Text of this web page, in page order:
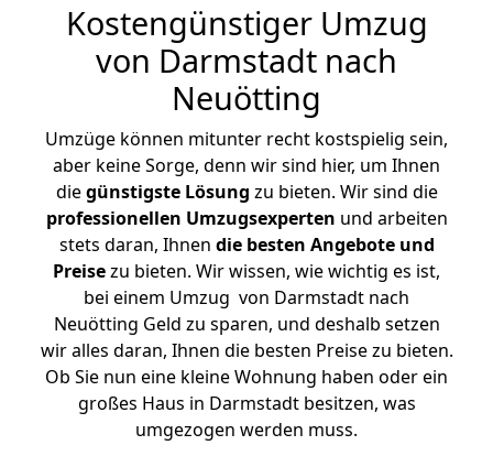
Kostengünstiger Umzug
von Darmstadt nach
Neuötting
Umzüge können mitunter recht kostspielig sein,
aber keine Sorge, denn wir sind hier, um Ihnen
diegünstigste Lösung zu bieten. Wir sind die
professionellen Umzugsexperten und arbeiten
stets daran, Ihnen die besten Angebote und
Preisezu bieten. Wir wissen, wie wichtig es ist,
bei einem Umzug von Darmstadt nach
Neuötting Geld zu sparen, und deshalb setzen
wir alles daran, Ihnen die besten Preise zu bieten.
Ob Sie nun eine kleine Wohnung haben oder ein
großes Haus in Darmstadt besitzen, was
umgezogen werden muss.